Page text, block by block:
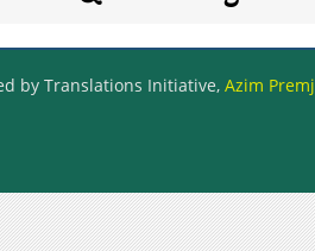
by Translations Initiative, Azim